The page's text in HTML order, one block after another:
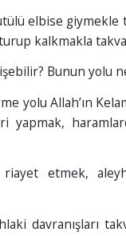
elbise giymekle
kalkmakla
Bunun yolu
yolu Allah’ın
etmek,
davranışları